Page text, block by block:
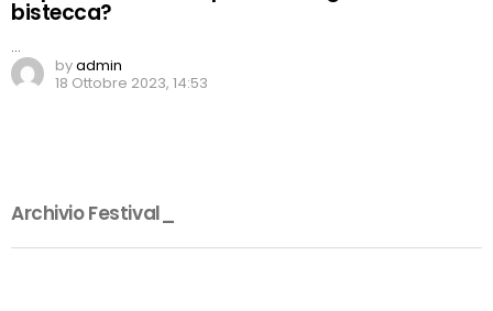
bistecca?
…
byadmin
18 Ottobre 2023, 14:53
Archivio Festival_